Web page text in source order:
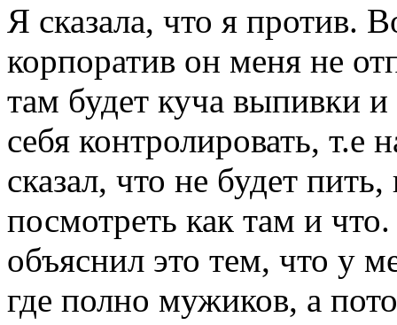
Я сказала, что я против.
корпоратив он меня не
там будет куча выпивки
себя контролировать, т.е
сказал, что не будет
посмотреть как там и
объяснил это тем, что у
где полно мужиков, а